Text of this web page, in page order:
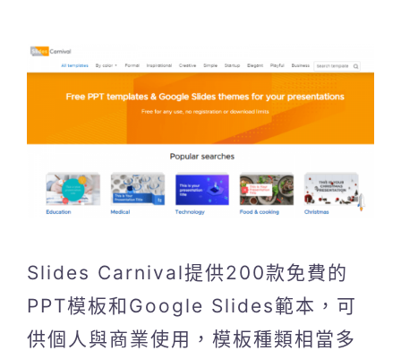
Slides Carnival提供200款免費的
PPT模板和Google Slides範本，可
供個人與商業使用，模板種類相當多